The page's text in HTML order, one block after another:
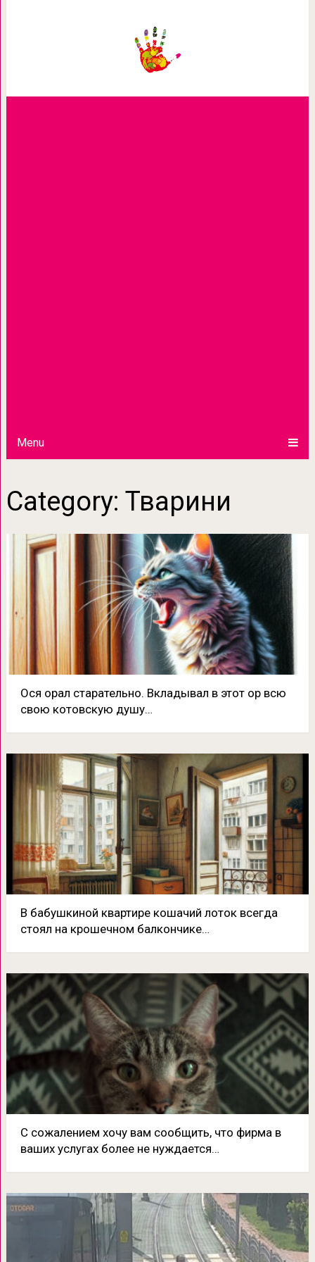
Menu
Category: Тварини
Ося орал старательно. Вкладывал в этот ор всю
свою котовскую душу…
В бабушкиной квартире кошачий лоток всегда
стоял на крошечном балкончике…
С сожалением хочу вам сообщить, что фирма в
ваших услугах более не нуждается…